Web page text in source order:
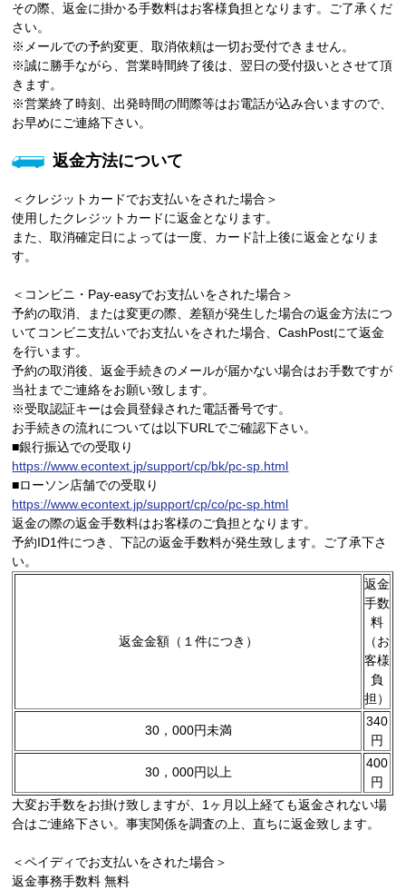
その際、返金に掛かる手数料はお客様負担となります。ご了承くだ
さい。
※メールでの予約変更、取消依頼は一切お受付できません。
※誠に勝手ながら、営業時間終了後は、翌日の受付扱いとさせて頂
きます。
※営業終了時刻、出発時間の間際等はお電話が込み合いますので、
お早めにご連絡下さい。
返金方法について
＜クレジットカードでお支払いをされた場合＞
使用したクレジットカードに返金となります。
また、取消確定日によっては一度、カード計上後に返金となりま
す。
＜コンビニ・Pay-easyでお支払いをされた場合＞
予約の取消、または変更の際、差額が発生した場合の返金方法につ
いてコンビニ支払いでお支払いをされた場合、CashPostにて返金
を行います。
予約の取消後、返金手続きのメールが届かない場合はお手数ですが
当社までご連絡をお願い致します。
※受取認証キーは会員登録された電話番号です。
お手続きの流れについては以下URLでご確認下さい。
■銀行振込での受取り
https://www.econtext.jp/support/cp/bk/pc-sp.html
■ローソン店舗での受取り
https://www.econtext.jp/support/cp/co/pc-sp.html
返金の際の返金手数料はお客様のご負担となります。
予約ID1件につき、下記の返金手数料が発生致します。ご了承下さ
い。
返金金額（１件につき）
返金
手数
料
（お
客様
負
担）
30，000円未満
340
円
30，000円以上
400
円
大変お手数をお掛け致しますが、1ヶ月以上経ても返金されない場
合はご連絡下さい。事実関係を調査の上、直ちに返金致します。
＜ペイディでお支払いをされた場合＞
返金事務手数料 無料